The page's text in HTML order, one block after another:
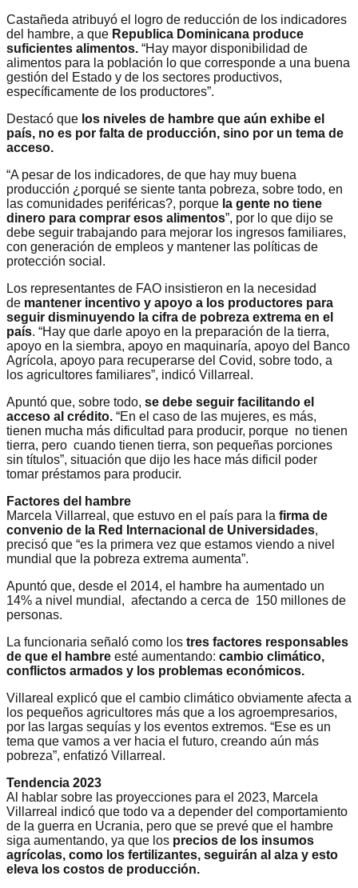
Castañeda atribuyó el logro de reducción de los indicadores
del hambre, a que Republica Dominicana produce
suficientes alimentos. “Hay mayor disponibilidad de
alimentos para la población lo que corresponde a una buena
gestión del Estado y de los sectores productivos,
específicamente de los productores”.
Destacó que los niveles de hambre que aún exhibe el
país, no es por falta de producción, sino por un tema de
acceso.
“A pesar de los indicadores, de que hay muy buena
producción ¿porqué se siente tanta pobreza, sobre todo, en
las comunidades periféricas?, porque la gente no tiene
dinero para comprar esos alimentos”, por lo que dijo se
debe seguir trabajando para mejorar los ingresos familiares,
con generación de empleos y mantener las políticas de
protección social.
Los representantes de FAO insistieron en la necesidad
de mantener incentivo y apoyo a los productores para
seguir disminuyendo la cifra de pobreza extrema en el
país. “Hay que darle apoyo en la preparación de la tierra,
apoyo en la siembra, apoyo en maquinaría, apoyo del Banco
Agrícola, apoyo para recuperarse del Covid, sobre todo, a
los agricultores familiares”, indicó Villarreal.
Apuntó que, sobre todo, se debe seguir facilitando el
acceso al crédito. “En el caso de las mujeres, es más,
tienen mucha más dificultad para producir, porque no tienen
tierra, pero cuando tienen tierra, son pequeñas porciones
sin títulos”, situación que dijo les hace más dificil poder
tomar préstamos para producir.
Factores del hambre
Marcela Villarreal, que estuvo en el país para la firma de
convenio de la Red Internacional de Universidades,
precisó que “es la primera vez que estamos viendo a nivel
mundial que la pobreza extrema aumenta”.
Apuntó que, desde el 2014, el hambre ha aumentado un
14% a nivel mundial, afectando a cerca de 150 millones de
personas.
La funcionaria señaló como los tres factores responsables
de que el hambre esté aumentando: cambio climático,
conflictos armados y los problemas económicos.
Villareal explicó que el cambio climático obviamente afecta a
los pequeños agricultores más que a los agroempresarios,
por las largas sequías y los eventos extremos. “Ese es un
tema que vamos a ver hacia el futuro, creando aún más
pobreza”, enfatizó Villarreal.
Tendencia 2023
Al hablar sobre las proyecciones para el 2023, Marcela
Villarreal indicó que todo va a depender del comportamiento
de la guerra en Ucrania, pero que se prevé que el hambre
siga aumentando, ya que los precios de los insumos
agrícolas, como los fertilizantes, seguirán al alza y esto
eleva los costos de producción.